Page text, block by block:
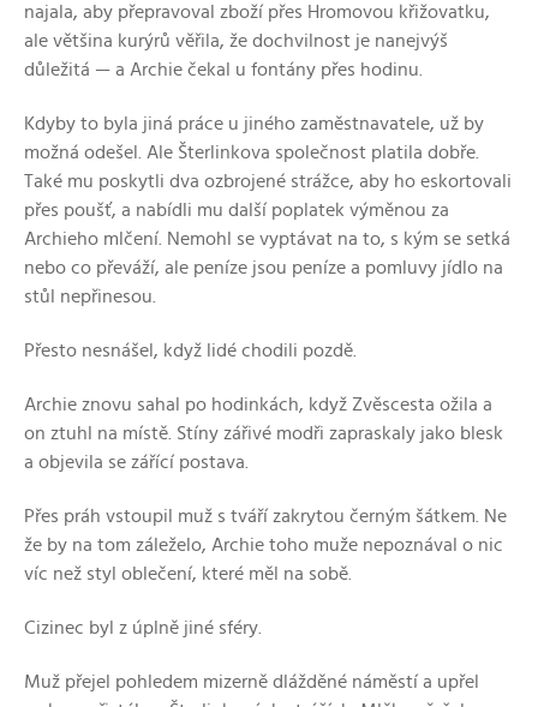
najala, aby přepravoval zboží přes Hromovou křižovatku,
ale většina kurýrů věřila, že dochvilnost je nanejvýš
důležitá — a Archie čekal u fontány přes hodinu.
Kdyby to byla jiná práce u jiného zaměstnavatele, už by
možná odešel. Ale Šterlinkova společnost platila dobře.
Také mu poskytli dva ozbrojené strážce, aby ho eskortovali
přes poušť, a nabídli mu další poplatek výměnou za
Archieho mlčení. Nemohl se vyptávat na to, s kým se setká
nebo co převáží, ale peníze jsou peníze a pomluvy jídlo na
stůl nepřinesou.
Přesto nesnášel, když lidé chodili pozdě.
Archie znovu sahal po hodinkách, když Zvěscesta ožila a
on ztuhl na místě. Stíny zářivé modři zapraskaly jako blesk
a objevila se zářící postava.
Přes práh vstoupil muž s tváří zakrytou černým šátkem. Ne
že by na tom záleželo, Archie toho muže nepoznával o nic
víc než styl oblečení, které měl na sobě.
Cizinec byl z úplně jiné sféry.
Muž přejel pohledem mizerně dlážděné náměstí a upřel